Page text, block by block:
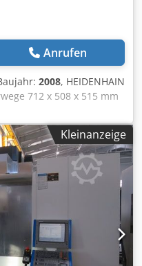
Anrufen
2008, HEIDENHAIN
712 x 508 x 515 mm
drehbar 360°
-15'000
60 pos.
Werkzeugbruch
MASCHINEN CH
Kleinanzeige